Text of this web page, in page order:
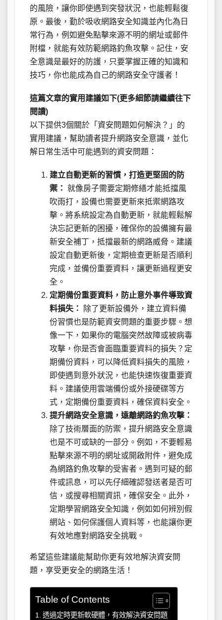
的風險，讓你即使遇到突發狀況，也能輕鬆復
原。最後，勤於吸收網路安全知識並內化為日
常行為，例如避免點擊來源不明的網址或郵件
附檔，就能有效防範網路釣魚攻擊。記住，安
全意識是最好的防護，只要掌握正確的知識和
技巧，你也能成為自己的網路安全守護者！
這篇文章的實用建議如下(更多細節請繼續往下
閱讀)
以下提供3個關於「資安問題如何解決？」的
實用建議，幫助讀者提升網路安全意識，並化
解日常生活中可能遇到的資安問題：
建立自動更新的習慣，打造更堅固的防
禦： 就像房子需要定期修繕才能抵擋風
吹雨打，設備也需要更新來抵禦網路攻
擊。將系統設定為自動更新，就能輕鬆解
決忘記更新的困擾，確保你的設備擁有最
新安全補丁，抵擋最新的網路威脅。建議
設定自動更新後，定期檢查更新是否順利
完成，並備份重要資料，讓更新過程更安
全。
定期備份重要資料，防止意外事件導致資
料損失：
除了更新設備外，建立資料備
份習慣也是防範資安問題的重要步驟。想
像一下，如果你的電腦突然故障或被病毒
攻擊，你是否會面臨重要資料的損失？定
期備份資料，可以降低資料損失的風險，
即使遇到意外狀況，也能快速恢復重要資
料。建議使用雲端備份或外接硬碟等方
式，定期備份重要資料，確保資料安全。
提升網路安全意識，遠離網路釣魚攻擊：
除了技術層面的防禦，提升網路安全意識
也是不可或缺的一部分。例如，不要輕易
點擊來源不明的網址或開啟附件，避免成
為網路釣魚攻擊的受害者。遇到可疑的郵
件或訊息，可以先仔細確認發送者是否可
信，或搜尋相關資訊，確保安全。此外，
定期學習網路安全知識，例如如何辨別假
網站、如何保護個人資料等，也能讓你更
有效地應對網路安全挑戰。
希望這些建議能幫助你更有效地解決資安問
題，享受更安全的網路生活！
Table of Contents
透過定時更新軟硬體，有效解決資安問題